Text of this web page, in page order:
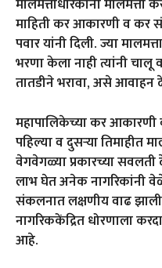
माहिती कर आकारणी व कर
पवार यांनी दिली. ज्या
भरणा केला नाही त्यांनी चालू
तातडीने भरावा, असे
महापालिकेच्या कर
पहिल्या व दुसऱ्या तिमाहीत
वेगवेगळ्या प्रकारच्या सवलती
लाभ घेत अनेक नागरिकांनी
संकलनात लक्षणीय वाढ
नागरिककेंद्रित धोरणाला
आहे.